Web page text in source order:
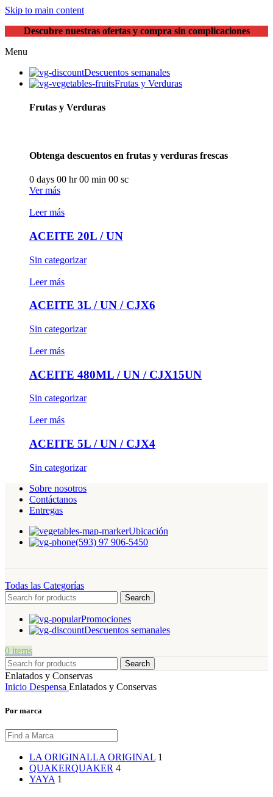
Skip to main content
Descubre nuestras ofertas y compra sin complicaciones
Menu
Descuentos semanales
Frutas y Verduras
Frutas y Verduras
Obtenga descuentos en frutas y verduras frescas
0 days 00 hr00 min 00 sc
Ver más
Leer más
ACEITE 20L / UN
Sin categorizar
Leer más
ACEITE 3L / UN / CJX6
Sin categorizar
Leer más
ACEITE 480ML / UN / CJX15UN
Sin categorizar
Leer más
ACEITE 5L / UN / CJX4
Sin categorizar
Sobre nosotros
Contáctanos
Entregas
Ubicación
(593) 97 906-5450
Todas las Categorías
Search
Promociones
Descuentos semanales
0 items
Search
Enlatados y Conservas
Inicio Despensa Enlatados y Conservas
Por marca
LA ORIGINALLA ORIGINAL 1
QUAKERQUAKER 4
YAYA 1